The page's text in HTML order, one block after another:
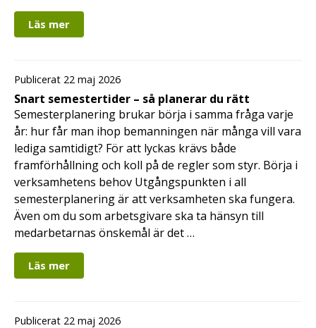
Läs mer
Publicerat 22 maj 2026
Snart semestertider – så planerar du rätt
Semesterplanering brukar börja i samma fråga varje
år: hur får man ihop bemanningen när många vill vara
lediga samtidigt? För att lyckas krävs både
framförhållning och koll på de regler som styr. Börja i
verksamhetens behov Utgångspunkten i all
semesterplanering är att verksamheten ska fungera.
Även om du som arbetsgivare ska ta hänsyn till
medarbetarnas önskemål är det …
Läs mer
Publicerat 22 maj 2026